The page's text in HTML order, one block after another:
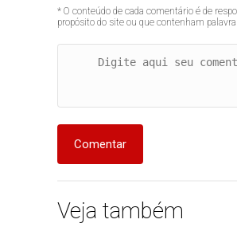
* O conteúdo de cada comentário é de
propósito do site ou que contenham
Comentar
Veja também